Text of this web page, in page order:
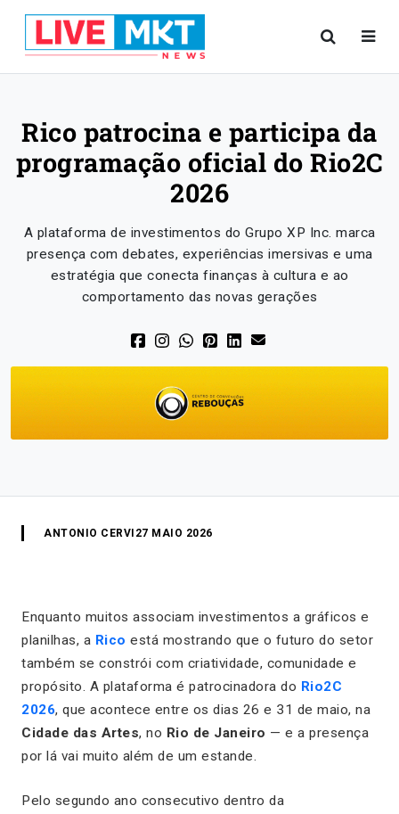
Rico patrocina e participa da
programação oficial do Rio2C
2026
A plataforma de investimentos do Grupo XP Inc. marca
presença com debates, experiências imersivas e uma
estratégia que conecta finanças à cultura e ao
comportamento das novas gerações
ANTONIO CERVI 27 MAIO 2026
Enquanto muitos associam investimentos a gráficos e
planilhas, a Rico está mostrando que o futuro do setor
também se constrói com criatividade, comunidade e
propósito. A plataforma é patrocinadora do Rio2C
2026, que acontece entre os dias 26 e 31 de maio, na
Cidade das Artes, no Rio de Janeiro — e a presença
por lá vai muito além de um estande.
Pelo segundo ano consecutivo dentro da